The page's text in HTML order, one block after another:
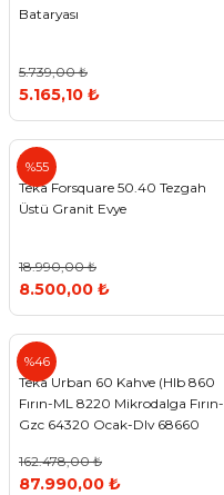
Bataryası
5.739,00 ₺
5.165,10 ₺
%55
Teka
Teka Forsquare 50.40 Tezgah
Üstü Granit Evye
18.990,00 ₺
8.500,00 ₺
%46
Teka
Teka Urban 60 Kahve (Hlb 860
Fırın-ML 8220 Mikrodalga Fırın-
Gzc 64320 Ocak-Dlv 68660
162.478,00 ₺
87.990,00 ₺